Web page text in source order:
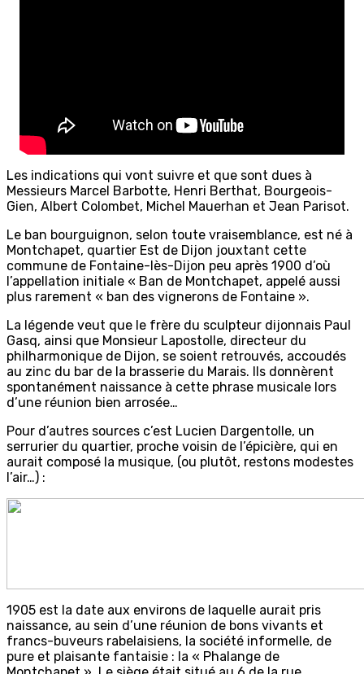
Les indications qui vont suivre et que sont dues à
Messieurs Marcel Barbotte, Henri Berthat, Bourgeois-
Gien, Albert Colombet, Michel Mauerhan et Jean Parisot.
Le ban bourguignon, selon toute vraisemblance, est né à
Montchapet, quartier Est de Dijon jouxtant cette
commune de Fontaine-lès-Dijon peu après 1900 d’où
l’appellation initiale « Ban de Montchapet, appelé aussi
plus rarement « ban des vignerons de Fontaine ».
La légende veut que le frère du sculpteur dijonnais Paul
Gasq, ainsi que Monsieur Lapostolle, directeur du
philharmonique de Dijon, se soient retrouvés, accoudés
au zinc du bar de la brasserie du Marais. Ils donnèrent
spontanément naissance à cette phrase musicale lors
d’une réunion bien arrosée…
Pour d’autres sources c’est Lucien Dargentolle, un
serrurier du quartier, proche voisin de l’épicière, qui en
aurait composé la musique, (ou plutôt, restons modestes
l’air…) :
1905 est la date aux environs de laquelle aurait pris
naissance, au sein d’une réunion de bons vivants et
francs-buveurs rabelaisiens, la société informelle, de
pure et plaisante fantaisie : la « Phalange de